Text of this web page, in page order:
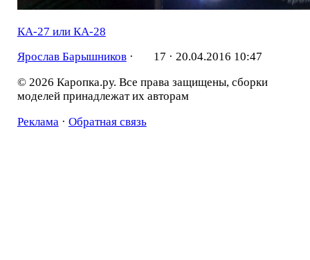
КА-27 или КА-28
Ярослав Барышников· 17 · 20.04.2016 10:47
© 2026 Каропка.ру. Все права защищены, сборки
моделей принадлежат их авторам
Реклама· Обратная связь